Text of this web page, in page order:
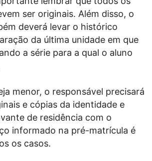
ser originais. Além disso, o
deverá levar o histórico
da última unidade em que
a série para a qual o aluno
menor, o responsável precisará
e cópias da identidade e
de residência com o
informado na pré-matrícula é
os casos.